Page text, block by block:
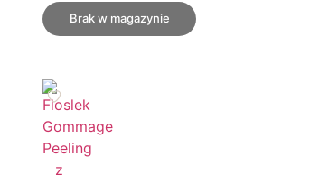
Brak w magazynie